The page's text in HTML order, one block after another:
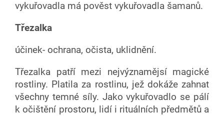
vykuřovadla má pověst vykuřovadla šamanů.
Třezalka
účinek- ochrana, očista, uklidnění.
Třezalka patří mezi nejvýznamějsí magické
rostliny. Platila za rostlinu, jež dokáže zahnat
všechny temné síly. Jako vykuřovadlo se pálí
k očištění prostoru, lidí i rituálních předmětů a